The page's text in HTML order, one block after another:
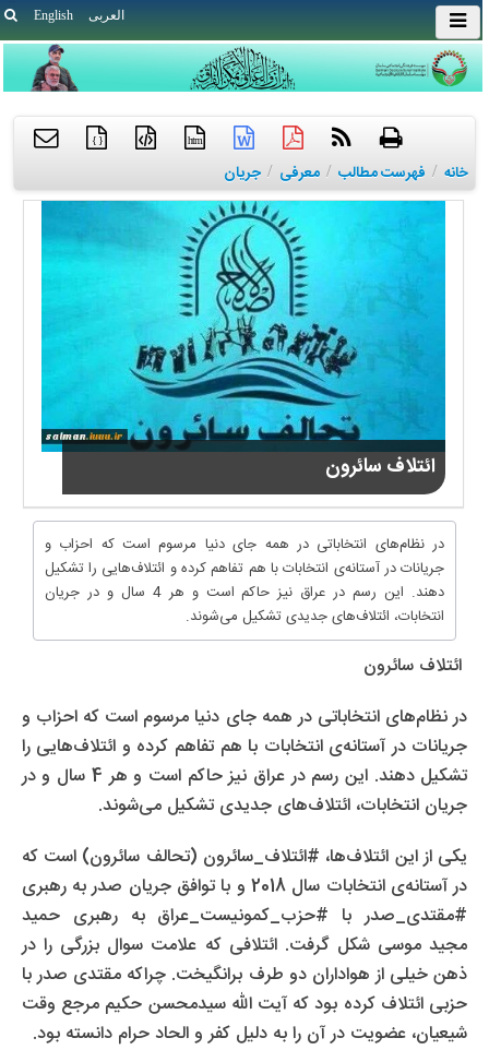
English العربی
htm
{ }
خانه / فهرست مطالب / معرفی / جریان
ائتلاف سائرون
در نظام‌های انتخاباتی در همه جای دنیا مرسوم است که احزاب و
جریانات در آستانه‌ی انتخابات با هم تفاهم کرده و ائتلاف‌هایی را تشکیل
دهند. این رسم در عراق نیز حاکم است و هر 4 سال و در جریان
انتخابات، ائتلاف‌های جدیدی تشکیل می‌شوند.
ائتلاف سائرون
در نظام‌های انتخاباتی در همه جای دنیا مرسوم است که احزاب و
جریانات در آستانه‌ی انتخابات با هم تفاهم کرده و ائتلاف‌هایی را
تشکیل دهند. این رسم در عراق نیز حاکم است و هر 4 سال و در
جریان انتخابات، ائتلاف‌های جدیدی تشکیل می‌شوند.
یکی از این ائتلاف‌ها، #ائتلاف_سائرون (تحالف سائرون) است که
در آستانه‌ی انتخابات سال 2018 و با توافق جریان صدر به رهبری
#مقتدی_صدر با #حزب_کمونیست_عراق به رهبری حمید
مجید موسی شکل گرفت. ائتلافی که علامت سوال بزرگی را در
ذهن خیلی از هواداران دو طرف برانگیخت. چراکه مقتدی صدر با
حزبی ائتلاف کرده بود که آیت الله سیدمحسن حکیم مرجع وقت
شیعیان، عضویت در آن را به دلیل کفر و الحاد حرام دانسته بود.